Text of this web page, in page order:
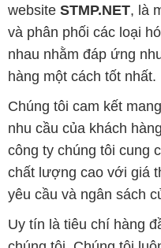
website STMP.NET, là
và phân phối các loại
nhau nhằm đáp ứng
hàng một cách tốt nhất.
Chúng tôi cam kết
nhu cầu của khách
công ty chúng tôi cung
chất lượng cao với giá
yêu cầu và ngân sách
Uy tín là tiêu chí hàng